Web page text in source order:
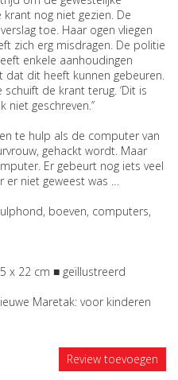
nog niet gezien. De
toe. Haar ogen vliegen
zich erg misdragen. De politie
enkele aanhoudingen
dit heeft kunnen gebeuren.
de krant terug. ‘Dit is
niet geschreven.’’
te hulp als de computer van
gehackt wordt. Maar
Er gebeurt nog iets veel
niet geweest was …
boeven, computers,
x 22 cm ■ geïllustreerd
Maretak: voor kinderen
Review toevoegen